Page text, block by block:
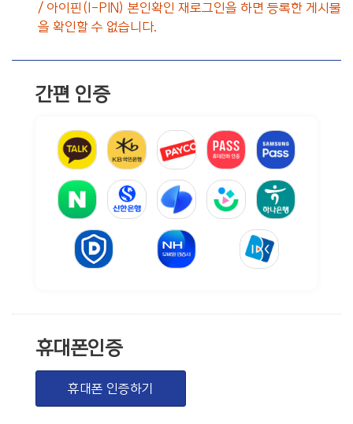
/ 아이핀(I-PIN) 본인확인 재로그인을 하면 등록한 게시물
을 확인할 수 없습니다.
간편 인증
휴대폰인증
휴대폰 인증하기